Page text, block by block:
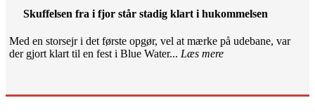
Skuffelsen fra i fjor står stadig klart i hukommelsen
Med en storsejr i det første opgør, vel at mærke på udebane, var
der gjort klart til en fest i Blue Water... Læs mere